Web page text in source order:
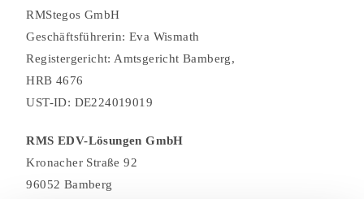
RMStegos GmbH
Geschäftsführerin: Eva Wismath
Registergericht: Amtsgericht Bamberg,
HRB 4676
UST-ID: DE224019019
RMS EDV-Lösungen GmbH
Kronacher Straße 92
96052 Bamberg